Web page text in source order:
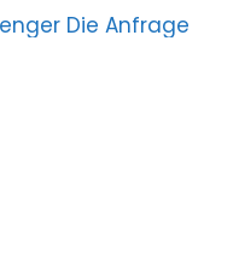
Die Anfrage